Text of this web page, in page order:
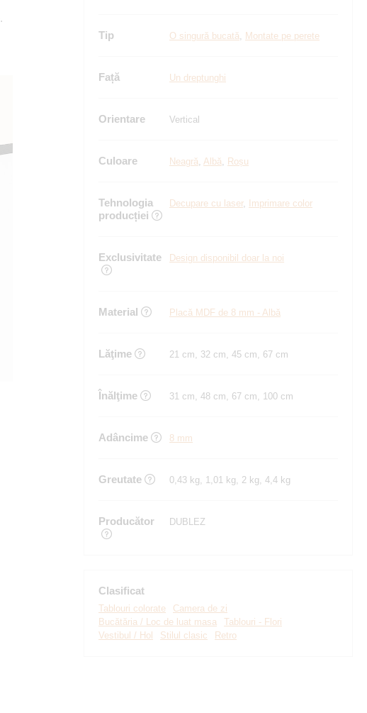
Tip O singură bucată, Montate pe perete
Față Un dreptunghi
Orientare Vertical
Culoare Neagră, Albă, Roșu
Tehnologia
producției
Decupare cu laser, Imprimare color
Exclusivitate Design disponibil doar la noi
Material Placă MDF de 8 mm - Albă
Lăţime 21 cm, 32 cm, 45 cm, 67 cm
Înălţime 31 cm, 48 cm, 67 cm, 100 cm
Adâncime 8 mm
Greutate 0,43 kg, 1,01 kg, 2 kg, 4,4 kg
Producător DUBLEZ
Clasificat
Tablouri colorate
Camera de zi
Bucătăria / Loc de luat masa
Tablouri - Flori
Vestibul / Hol
Stilul clasic Retro